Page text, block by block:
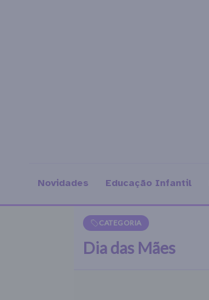
Novidades Educação Infantil
CATEGORIA
Dia das Mães